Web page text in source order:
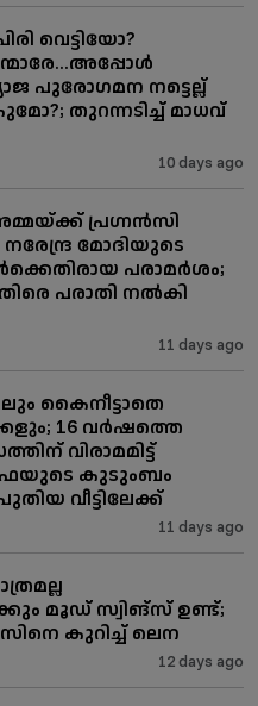
വെട്ടിയോ?
പുരോഗമന നട്ടെല്ല്
തുറന്നടിച്ച് മാധവ്
10 days ago
പ്രഗ്നൻസി
നരേന്ദ്ര മോദിയുടെ
പരാമര്‍ശം;
പരാതി നല്‍കി
11 days ago
കൈനീട്ടാതെ
16 വർഷത്തെ
വിരാമമിട്ട്
കുടുംബം
വീട്ടിലേക്ക്
11 days ago
മൂഡ് സ്വിങ്‌സ് ഉണ്ട്;
കുറിച്ച് ലെന
12 days ago